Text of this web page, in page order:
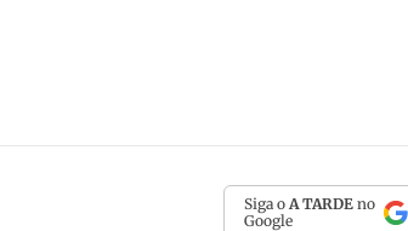
Siga o A TARDE no
Google